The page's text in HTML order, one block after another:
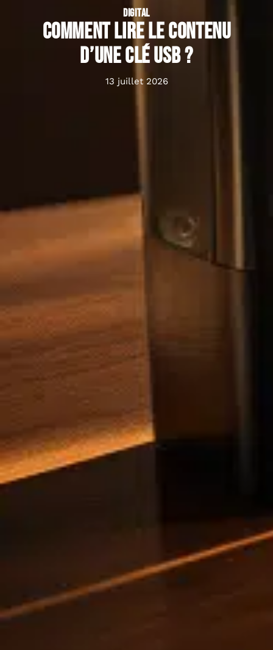
DIGITAL
Comment lire le contenu
d’une clé usb ?
13 juillet 2026